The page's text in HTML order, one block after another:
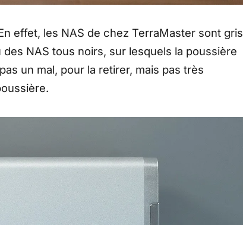
effet, les NAS de chez TerraMaster sont
NAS tous noirs, sur lesquels la poussière
un mal, pour la retirer, mais pas très